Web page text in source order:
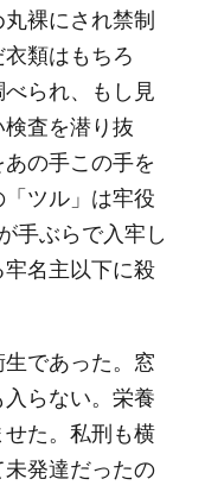
裸にされ禁制
類はもちろ
られ、もし見
査を潜り抜
の手この手を
ツル」は牢役
手ぶらで入牢し
名主以下に殺
であった。窓
らない。栄養
た。私刑も横
発達だったの